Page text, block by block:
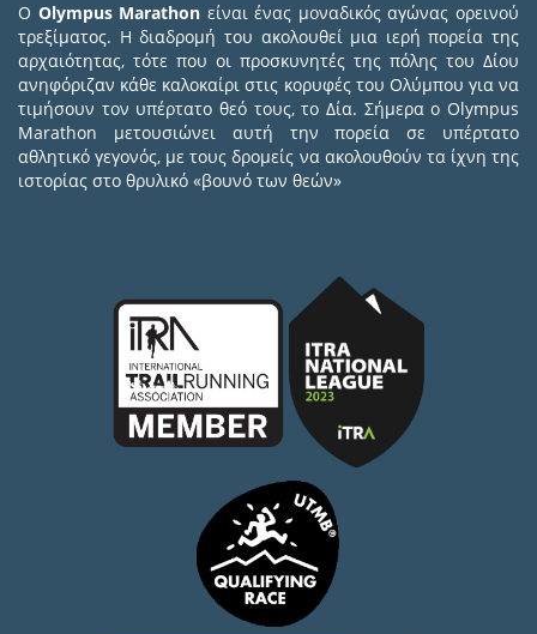
Ο Olympus Marathon είναι ένας μοναδικός αγώνας ορεινού
τρεξίματος. Η διαδρομή του ακολουθεί μια ιερή πορεία της
αρχαιότητας, τότε που οι προσκυνητές της πόλης του Δίου
ανηφόριζαν κάθε καλοκαίρι στις κορυφές του Ολύμπου για να
τιμήσουν τον υπέρτατο θεό τους, το Δία. Σήμερα ο Olympus
Marathon μετουσιώνει αυτή την πορεία σε υπέρτατο
αθλητικό γεγονός, με τους δρομείς να ακολουθούν τα ίχνη της
ιστορίας στο θρυλικό «βουνό των θεών»